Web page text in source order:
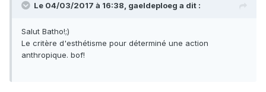
Le 04/03/2017 à 16:38, gaeldeploeg a dit :
Salut Batho!;)
Le critère d'esthétisme pour déterminé une action
anthropique. bof!